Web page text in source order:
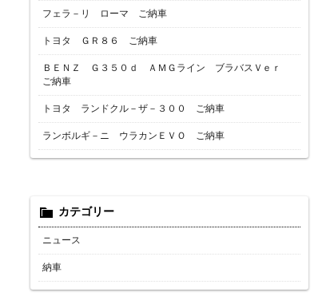
フェラ－リ ローマ ご納車
トヨタ ＧＲ８６ ご納車
ＢＥＮＺ Ｇ３５０ｄ ＡＭＧライン ブラバスＶｅｒ
ご納車
トヨタ ランドクル－ザ－３００ ご納車
ランボルギ－ニ ウラカンＥＶＯ ご納車
カテゴリー
ニュース
納車